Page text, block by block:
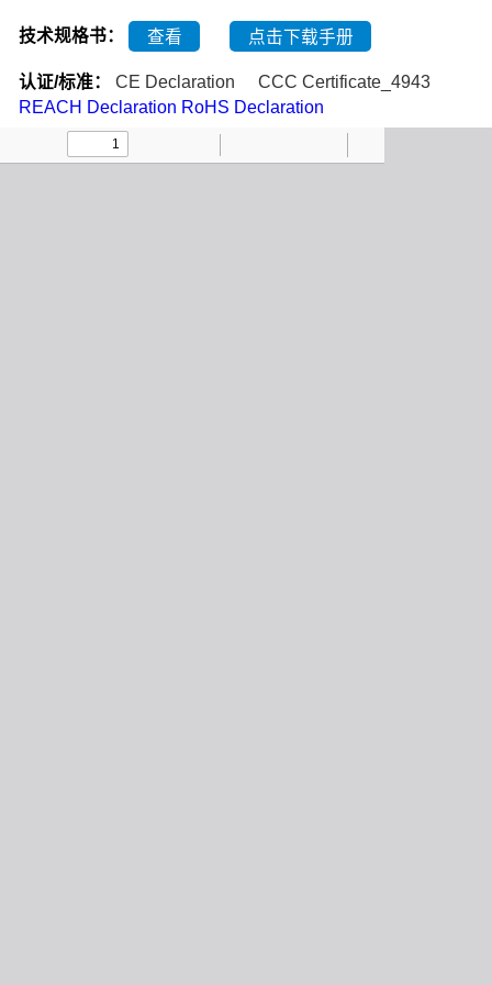
技术规格书： 查看 点击下载手册
认证/标准： CE Declaration
CCC Certificate_4943
REACH Declaration RoHS Declaration